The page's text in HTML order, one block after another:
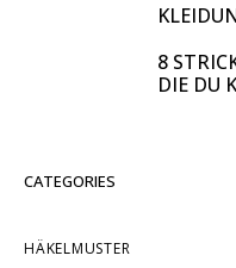
8
DIE DU
CATEGORIES
HÄKELMUSTER